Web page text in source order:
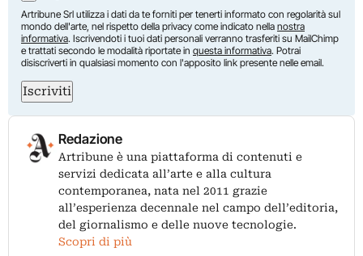
Artribune Srl utilizza i dati da te forniti per tenerti informato con regolarità sul
mondo dell'arte, nel rispetto della privacy come indicato nella nostra
informativa. Iscrivendoti i tuoi dati personali verranno trasferiti su MailChimp
e trattati secondo le modalità riportate in questa informativa. Potrai
disiscriverti in qualsiasi momento con l'apposito link presente nelle email.
Iscriviti
Redazione
Artribune è una piattaforma di contenuti e
servizi dedicata all’arte e alla cultura
contemporanea, nata nel 2011 grazie
all’esperienza decennale nel campo dell’editoria,
del giornalismo e delle nuove tecnologie.
Scopri di più